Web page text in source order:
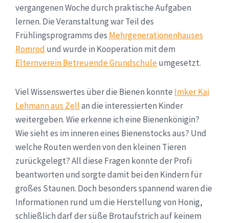
vergangenen Woche durch praktische Aufgaben
lernen. Die Veranstaltung war Teil des
Frühlingsprogramms des Mehrgenerationenhauses
Romrod und wurde in Kooperation mit dem
Elternverein Betreuende Grundschuleumgesetzt.
Viel Wissenswertes über die Bienen konnte Imker Kai
Lehmann aus Zellan die interessierten Kinder
weitergeben. Wie erkenne ich eine Bienenkönigin?
Wie sieht es im inneren eines Bienenstocks aus? Und
welche Routen werden von den kleinen Tieren
zurückgelegt? All diese Fragen konnte der Profi
beantworten und sorgte damit bei den Kindern für
großes Staunen. Doch besonders spannend waren die
Informationen rund um die Herstellung von Honig,
schließlich darf der süße Brotaufstrich auf keinem